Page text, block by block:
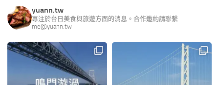
yuann.tw
專注於台日美食與旅遊方面的消息。合作邀約請聯繫
me@yuann.tw